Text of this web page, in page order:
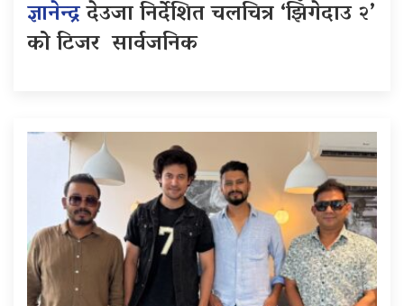
ज्ञानेन्द्रदेउजा निर्देशित चलचित्र ‘झिँगेदाउ २’
को टिजर सार्वजनिक